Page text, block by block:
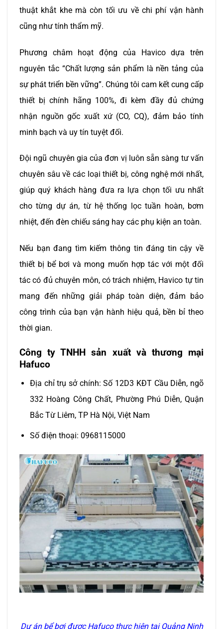
thuật khắt khe mà còn tối ưu về chi phí vận hành
cũng như tính thẩm mỹ.
Phương châm hoạt động của Havico dựa trên
nguyên tắc “Chất lượng sản phẩm là nền tảng của
sự phát triển bền vững”. Chúng tôi cam kết cung cấp
thiết bị chính hãng 100%, đi kèm đầy đủ chứng
nhận nguồn gốc xuất xứ (CO, CQ), đảm bảo tính
minh bạch và uy tín tuyệt đối.
Đội ngũ chuyên gia của đơn vị luôn sẵn sàng tư vấn
chuyên sâu về các loại thiết bị, công nghệ mới nhất,
giúp quý khách hàng đưa ra lựa chọn tối ưu nhất
cho từng dự án, từ hệ thống lọc tuần hoàn, bơm
nhiệt, đến đèn chiếu sáng hay các phụ kiện an toàn.
Nếu bạn đang tìm kiếm thông tin đáng tin cậy về
thiết bị bể bơi và mong muốn hợp tác với một đối
tác có đủ chuyên môn, có trách nhiệm, Havico tự tin
mang đến những giải pháp toàn diện, đảm bảo
công trình của bạn vận hành hiệu quả, bền bỉ theo
thời gian.
Công ty TNHH sản xuất và thương mại
Hafuco
Địa chỉ trụ sở chính: Số 12D3 KĐT Cầu Diễn, ngõ
332 Hoàng Công Chất, Phường Phú Diễn, Quận
Bắc Từ Liêm, TP Hà Nội, Việt Nam
Số điện thoại: 0968115000
Dự án bể bơi được Hafuco thực hiệntại Quảng Ninh